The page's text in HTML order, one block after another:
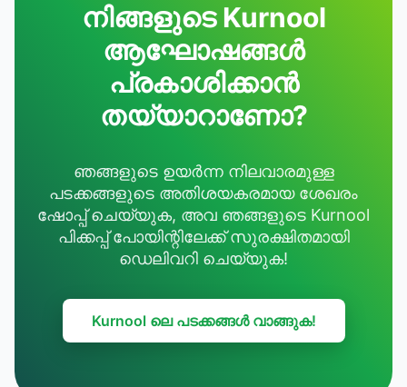
നിങ്ങളുടെ Kurnool
ആഘോഷങ്ങൾ
പ്രകാശിക്കാൻ
തയ്യാറാണോ?
ഞങ്ങളുടെ ഉയർന്ന നിലവാരമുള്ള
പടക്കങ്ങളുടെ അതിശയകരമായ ശേഖരം
ഷോപ്പ് ചെയ്യുക, അവ ഞങ്ങളുടെ Kurnool
പിക്കപ്പ് പോയിന്റിലേക്ക് സുരക്ഷിതമായി
ഡെലിവറി ചെയ്യുക!
Kurnool ലെ പടക്കങ്ങൾ വാങ്ങുക!